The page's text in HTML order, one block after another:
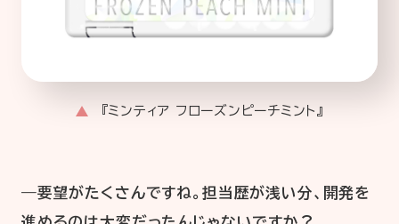
『ミンティア フローズンピーチミント』
―要望がたくさんですね。担当歴が浅い分、開発を